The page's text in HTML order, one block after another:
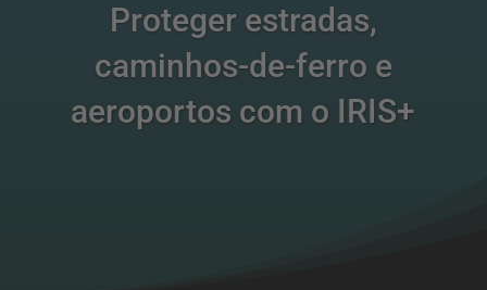
Proteger estradas,
caminhos-de-ferro e
aeroportos com o IRIS+